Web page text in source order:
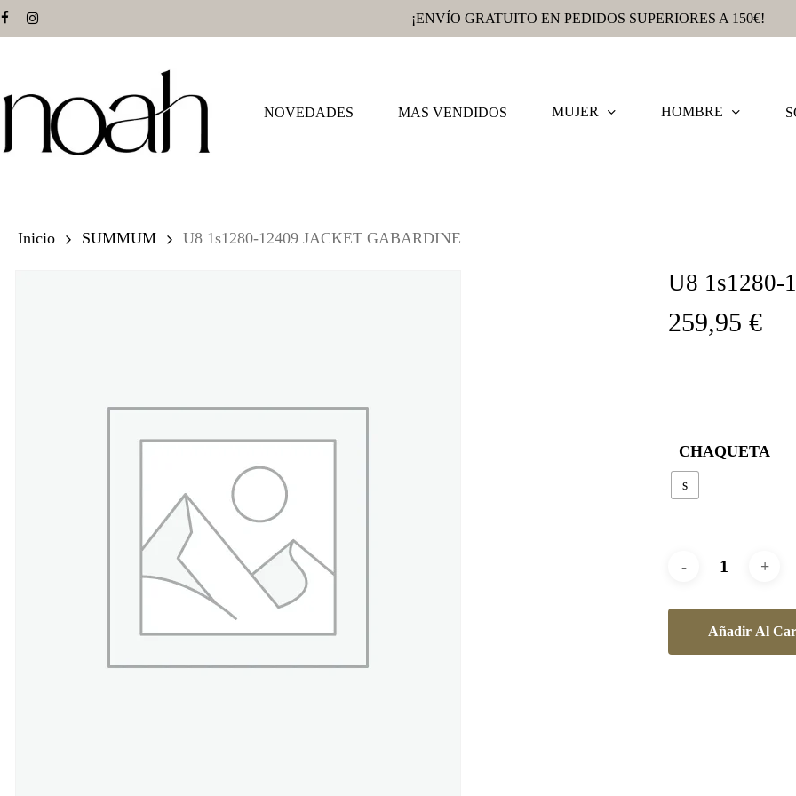
Skip
to
content
facebookinstagram ¡ENVÍO GRATUITO EN PEDIDOS SUPERIORES A 150€!
Hit enter to search or ESC to close
NOVEDADES MAS VENDIDOS MUJER HOMBRE
Inicio SUMMUM U8 1s1280-12409 JACKET GABARDINE
U8
259,95€
CHAQUETA
s
Añadir Al